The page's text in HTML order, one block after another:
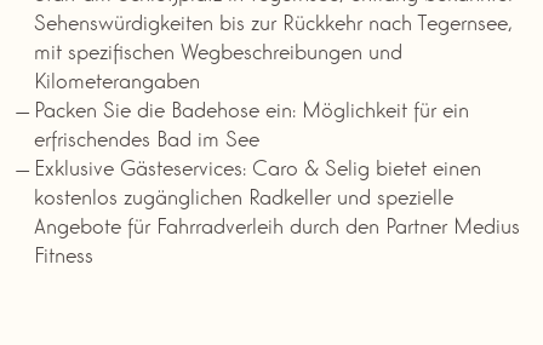
Sehenswürdigkeiten bis zur Rückkehr nach Tegernsee,
mit spezifischen Wegbeschreibungen und
Kilometerangaben
Packen Sie die Badehose ein: Möglichkeit für ein
erfrischendes Bad im See
Exklusive Gästeservices: Caro & Selig bietet einen
kostenlos zugänglichen Radkeller und spezielle
Angebote für Fahrradverleih durch den Partner Medius
Fitness